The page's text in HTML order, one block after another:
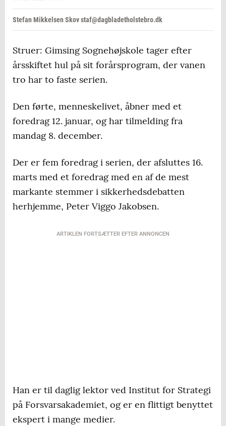
Stefan Mikkelsen Skov staf@dagbladetholstebro.dk
Struer: Gimsing Sognehøjskole tager efter
årsskiftet hul på sit forårsprogram, der vanen
tro har to faste serien.
Den førte, menneskelivet, åbner med et
foredrag 12. januar, og har tilmelding fra
mandag 8. december.
Der er fem foredrag i serien, der afsluttes 16.
marts med et foredrag med en af de mest
markante stemmer i sikkerhedsdebatten
herhjemme, Peter Viggo Jakobsen.
ARTIKLEN FORTSÆTTER EFTER ANNONCEN
Han er til daglig lektor ved Institut for Strategi
på Forsvarsakademiet, og er en flittigt benyttet
ekspert i mange medier.